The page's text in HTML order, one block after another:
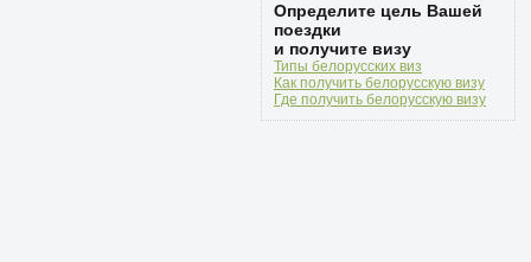
Определите цель Вашей
поездки
и получите визу
Типы белорусских виз
Как получить белорусскую визу
Где получить белорусскую визу